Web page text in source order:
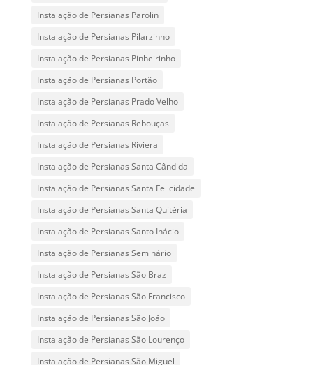
Instalação de Persianas Parolin
Instalação de Persianas Pilarzinho
Instalação de Persianas Pinheirinho
Instalação de Persianas Portão
Instalação de Persianas Prado Velho
Instalação de Persianas Rebouças
Instalação de Persianas Riviera
Instalação de Persianas Santa Cândida
Instalação de Persianas Santa Felicidade
Instalação de Persianas Santa Quitéria
Instalação de Persianas Santo Inácio
Instalação de Persianas Seminário
Instalação de Persianas São Braz
Instalação de Persianas São Francisco
Instalação de Persianas São João
Instalação de Persianas São Lourenço
Instalação de Persianas São Miguel